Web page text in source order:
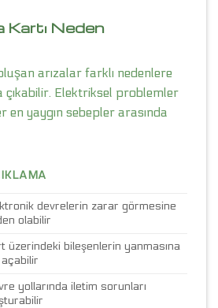
Kartı Neden
arızalar farklı nedenlere
çıkabilir. Elektriksel problemler
en yaygın sebepler arasında
devrelerin zarar görmesine
olabilir
üzerindeki bileşenlerin yanmasına
yollarında iletim sorunları